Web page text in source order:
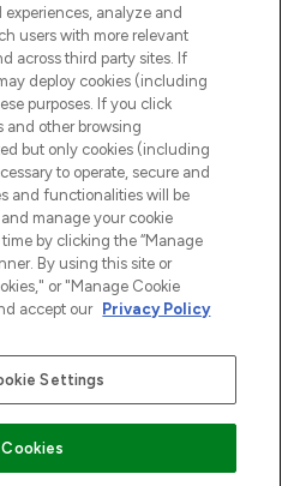
pliki cookie
My Personal
analyze and
users with more relevant
across third party sites. If
deploy cookies (including
purposes. If you click
and other browsing
but only cookies (including
to operate, secure and
and functionalities will be
manage your cookie
by clicking the “Manage
By using this site or
or "Manage Cookie
accept our Privacy Policy
Settings
Cookies